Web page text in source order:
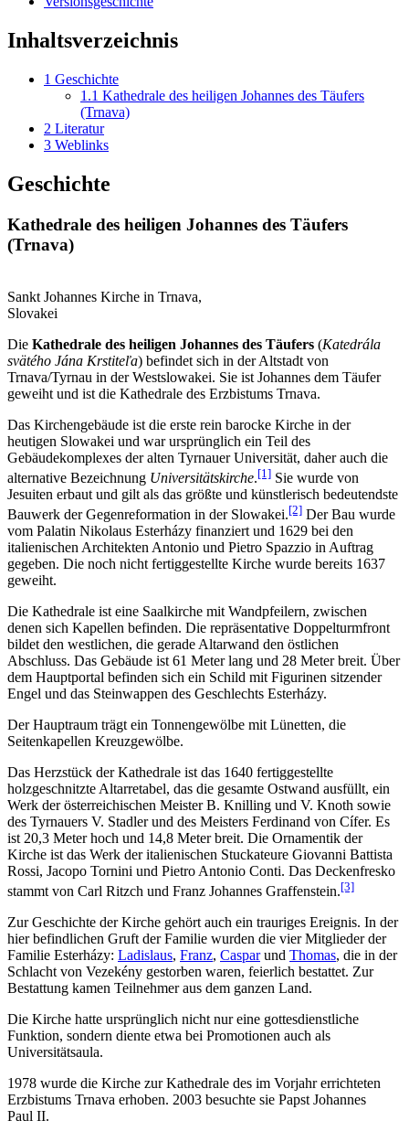
Inhaltsverzeichnis
1 Geschichte
1.1 Kathedrale des heiligen Johannes des Täufers
(Trnava)
2 Literatur
3 Weblinks
Geschichte
Kathedrale des heiligen Johannes des Täufers
(Trnava)
Sankt Johannes Kirche in Trnava,
Slovakei
Die Kathedrale des heiligen Johannes des Täufers (Katedrála
svätého Jána Krstiteľa) befindet sich in der Altstadt von
Trnava/Tyrnau in der Westslowakei. Sie ist Johannes dem Täufer
geweiht und ist die Kathedrale des Erzbistums Trnava.
Das Kirchengebäude ist die erste rein barocke Kirche in der
heutigen Slowakei und war ursprünglich ein Teil des
Gebäudekomplexes der alten Tyrnauer Universität, daher auch die
alternative Bezeichnung Universitätskirche.[1] Sie wurde von
Jesuiten erbaut und gilt als das größte und künstlerisch bedeutendste
Bauwerk der Gegenreformation in der Slowakei.[2] Der Bau wurde
vom Palatin Nikolaus Esterházy finanziert und 1629 bei den
italienischen Architekten Antonio und Pietro Spazzio in Auftrag
gegeben. Die noch nicht fertiggestellte Kirche wurde bereits 1637
geweiht.
Die Kathedrale ist eine Saalkirche mit Wandpfeilern, zwischen
denen sich Kapellen befinden. Die repräsentative Doppelturmfront
bildet den westlichen, die gerade Altarwand den östlichen
Abschluss. Das Gebäude ist 61 Meter lang und 28 Meter breit. Über
dem Hauptportal befinden sich ein Schild mit Figurinen sitzender
Engel und das Steinwappen des Geschlechts Esterházy.
Der Hauptraum trägt ein Tonnengewölbe mit Lünetten, die
Seitenkapellen Kreuzgewölbe.
Das Herzstück der Kathedrale ist das 1640 fertiggestellte
holzgeschnitzte Altarretabel, das die gesamte Ostwand ausfüllt, ein
Werk der österreichischen Meister B. Knilling und V. Knoth sowie
des Tyrnauers V. Stadler und des Meisters Ferdinand von Cífer. Es
ist 20,3 Meter hoch und 14,8 Meter breit. Die Ornamentik der
Kirche ist das Werk der italienischen Stuckateure Giovanni Battista
Rossi, Jacopo Tornini und Pietro Antonio Conti. Das Deckenfresko
stammt von Carl Ritzch und Franz Johannes Graffenstein.[3]
Zur Geschichte der Kirche gehört auch ein trauriges Ereignis. In der
hier befindlichen Gruft der Familie wurden die vier Mitglieder der
Familie Esterházy: Ladislaus, Franz, Casparund Thomas, die in der
Schlacht von Vezekény gestorben waren, feierlich bestattet. Zur
Bestattung kamen Teilnehmer aus dem ganzen Land.
Die Kirche hatte ursprünglich nicht nur eine gottesdienstliche
Funktion, sondern diente etwa bei Promotionen auch als
Universitätsaula.
1978 wurde die Kirche zur Kathedrale des im Vorjahr errichteten
Erzbistums Trnava erhoben. 2003 besuchte sie Papst Johannes
Paul II.